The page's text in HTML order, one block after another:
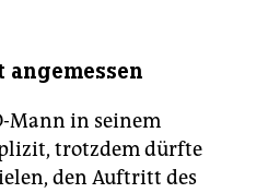
angemessen
Mann in seinem
trotzdem dürfte
den Auftritt des